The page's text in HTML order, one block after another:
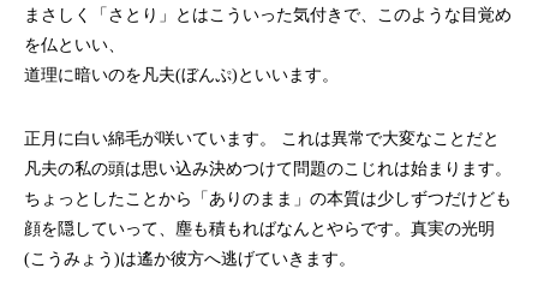
まさしく「さとり」とはこういった気付きで、このような目覚め
を仏といい、
道理に暗いのを凡夫(ぼんぷ)といいます。
正月に白い綿毛が咲いています。 これは異常で大変なことだと
凡夫の私の頭は思い込み決めつけて問題のこじれは始まります。
ちょっとしたことから「ありのまま」の本質は少しずつだけども
顔を隠していって、塵も積もればなんとやらです。真実の光明
(こうみょう)は遙か彼方へ逃げていきます。